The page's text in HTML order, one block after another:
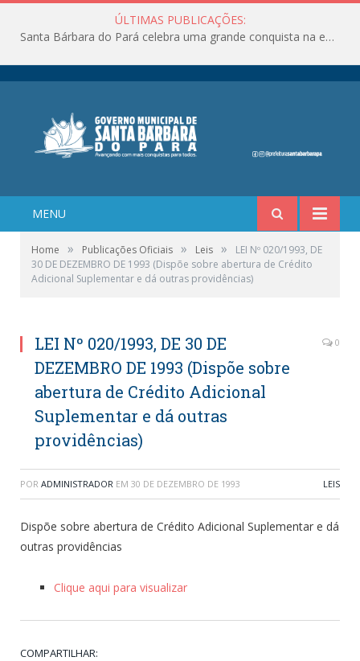
ÚLTIMAS PUBLICAÇÕES:
Santa Bárbara do Pará celebra uma grande conquista na educação!
MENU
Home » Publicações Oficiais » Leis »
LEI Nº 020/1993, DE
30 DE DEZEMBRO DE 1993 (Dispõe sobre abertura de Crédito
Adicional Suplementar e dá outras providências)
LEI Nº 020/1993, DE 30 DE
DEZEMBRO DE 1993 (Dispõe sobre
abertura de Crédito Adicional
Suplementar e dá outras
providências)
0
POR ADMINISTRADOR EM 30 DE DEZEMBRO DE 1993 LEIS
Dispõe sobre abertura de Crédito Adicional Suplementar e dá
outras providências
Clique aqui para visualizar
COMPARTILHAR: